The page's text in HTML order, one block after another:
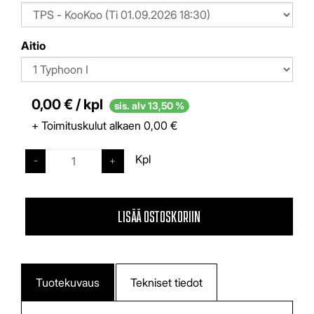
Aitio
0,00 € / kpl sis. alv 13,50 %
+ Toimituskulut alkaen 0,00 €
- + Kpl
LISÄÄ OSTOSKORIIN
Tuotekuvaus Tekniset tiedot